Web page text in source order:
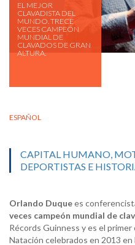
EL MEJOR
CLAVADISTA DEL
MUNDO. TRECE
VECES CAMPEÓN
MUNDIAL DE
CLAVADOS DE GRAN
ALTURA.
ESPAÑOL
CAPITAL HUMANO,
DEPORTISTAS E
Orlando Duquees
veces campeón mundial de
Récords Guinness y es el
Natación celebrados en 2013 en